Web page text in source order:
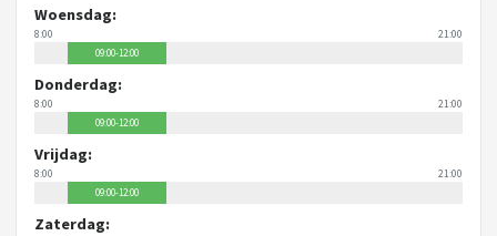
Woensdag:
8:00 21:00
09:00-12:00
Donderdag:
8:00 21:00
09:00-12:00
Vrijdag:
8:00 21:00
09:00-12:00
Zaterdag: